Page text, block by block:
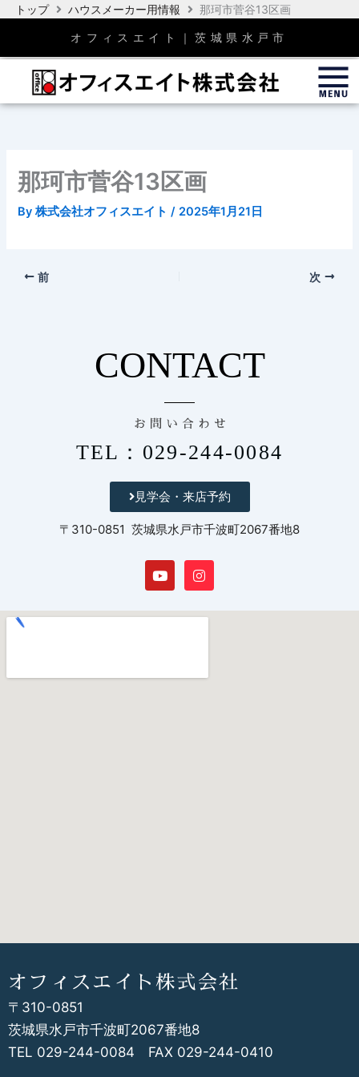
ッ
トップ ハウスメーカー用情報 那珂市菅谷13区画
オフィスエイト｜茨城県水戸市
那珂市菅谷13区画
By株式会社オフィスエイト/ 2025年1月21日
前 次
CONTACT
お 問 い 合 わ せ
TEL：029-244-0084
見学会・来店予約
〒310-0851 茨城県水戸市千波町2067番地8
o
u
t
u
I
n
s
t
a
m
オフィスエイト株式会社
〒310-0851
茨城県水戸市千波町2067番地8
TEL 029-244-0084 FAX 029-244-0410